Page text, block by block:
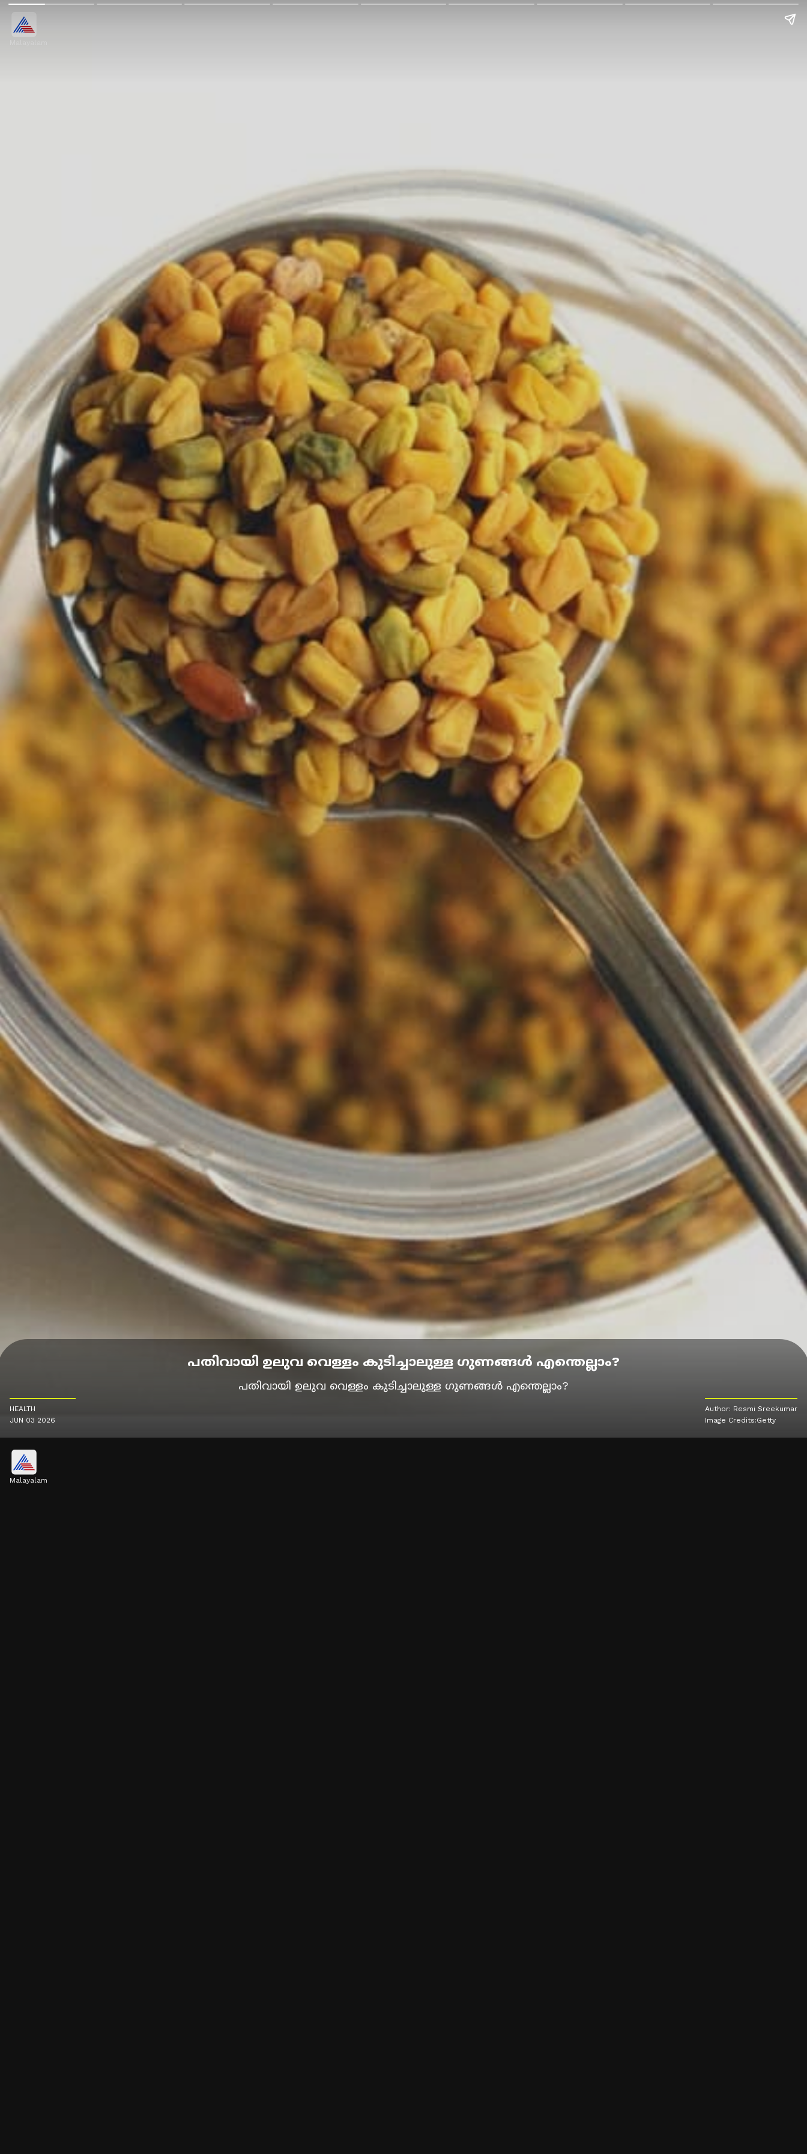
പതിവായി ഉലുവ വെള്ളം കുടിച്ചാലുള്ള ​ഗുണങ്ങൾ എന്തെല്ലാം?
പതിവായി ഉലുവ വെള്ളം കുടിച്ചാലുള്ള ​ഗുണങ്ങൾ എന്തെല്ലാം?
HEALTH
JUN 03 2026
Author: Resmi Sreekumar
Image Credits:Getty
Malayalam